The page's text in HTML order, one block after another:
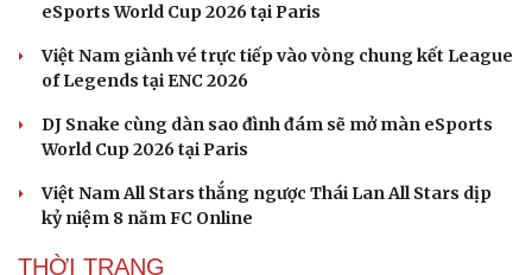
eSports World Cup 2026 tại Paris
Việt Nam giành vé trực tiếp vào vòng chung kết League
of Legends tại ENC 2026
DJ Snake cùng dàn sao đình đám sẽ mở màn eSports
World Cup 2026 tại Paris
Việt Nam All Stars thắng ngược Thái Lan All Stars dịp
kỷ niệm 8 năm FC Online
THỜI TRANG